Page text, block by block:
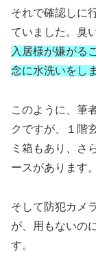
それで確認しに
ていました。臭
入居様が嫌がる
念に水洗いをし
このように、筆
クですが、１階
ミ箱もあり、さ
ースがあります。
そして防犯カメ
が、用もないの
す。